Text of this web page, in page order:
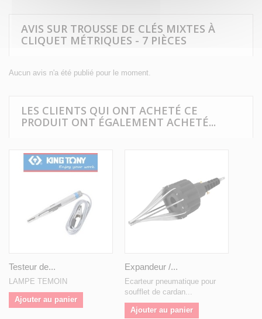
AVIS SUR TROUSSE DE CLÉS MIXTES À
CLIQUET MÉTRIQUES - 7 PIÈCES
Aucun avis n'a été publié pour le moment.
LES CLIENTS QUI ONT ACHETÉ CE
PRODUIT ONT ÉGALEMENT ACHETÉ...
Testeur de...
LAMPE TEMOIN
Ajouter au panier
Expandeur /...
Ecarteur pneumatique pour
soufflet de cardan...
Ajouter au panier